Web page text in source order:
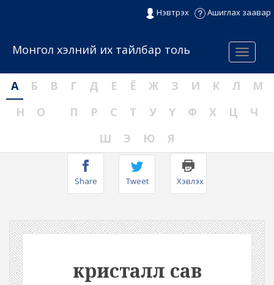
Нэвтрэх Ашиглах заавар
Menu
Монгол хэлний их тайлбар толь
А Б В Г Д Е Ё Ж З И К Л
М
Н
О П Р С Т У Ү Ф Х Ц
Ч
Ш
Э Ю Я
Share Tweet Хэвлэх
кристалл сав